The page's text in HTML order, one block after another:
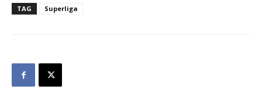
TAG Superliga